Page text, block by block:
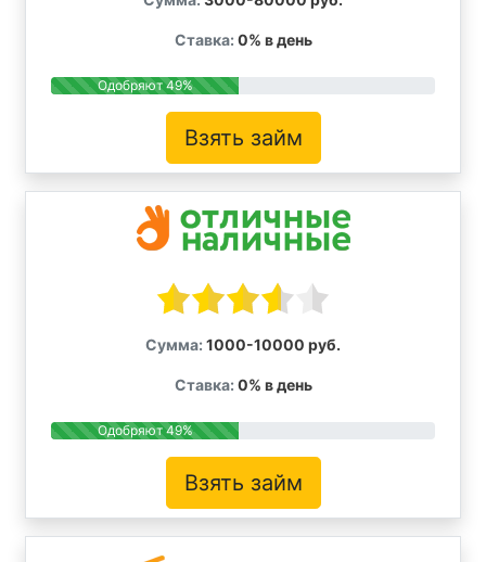
Ставка: 0% в день
Одобряют 49%
Взять займ
Сумма: 1000-10000 руб.
Ставка: 0% в день
Одобряют 49%
Взять займ